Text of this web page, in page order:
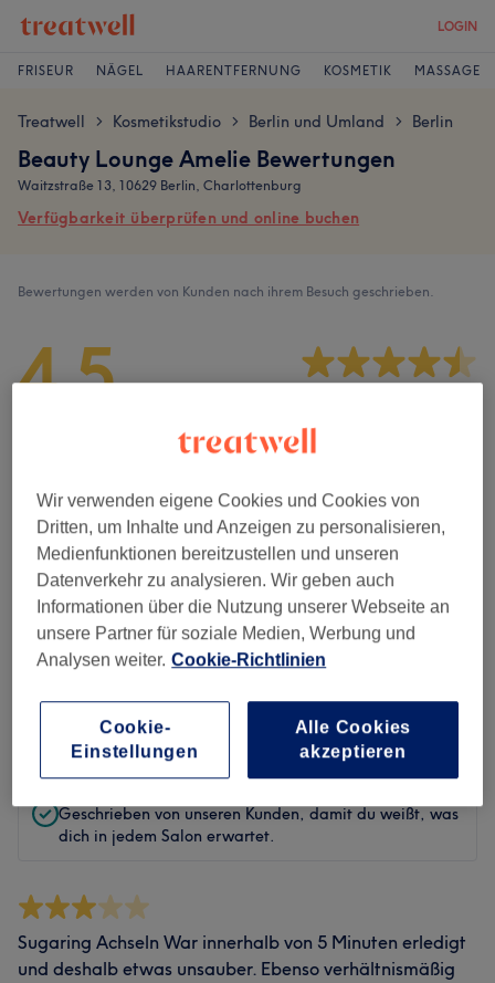
LOGIN
FRISEUR NÄGEL HAARENTFERNUNG KOSMETIK MASSAGE
Treatwell > Kosmetikstudio > Berlin und Umland > Berlin
Beauty Lounge Amelie Bewertungen
Waitzstraße 13, 10629 Berlin, Charlottenburg
Verfügbarkeit überprüfen und online buchen
Bewertungen werden von Kunden nach ihrem Besuch geschrieben.
4,5
Sauberkeit
Service
Bewertungen filtern
Bewertung Nach Sternen filtern
Geschrieben von unseren Kunden, damit du weißt, was
dich in jedem Salon erwartet.
Sugaring Achseln War innerhalb von 5 Minuten erledigt
und deshalb etwas unsauber. Ebenso verhältnismäßig
Wir verwenden eigene Cookies und Cookies von
Dritten, um Inhalte und Anzeigen zu personalisieren,
Medienfunktionen bereitzustellen und unseren
Datenverkehr zu analysieren. Wir geben auch
Informationen über die Nutzung unserer Webseite an
unsere Partner für soziale Medien, Werbung und
Analysen weiter. Cookie-Richtlinien
Cookie-
Einstellungen
Alle Cookies
akzeptieren